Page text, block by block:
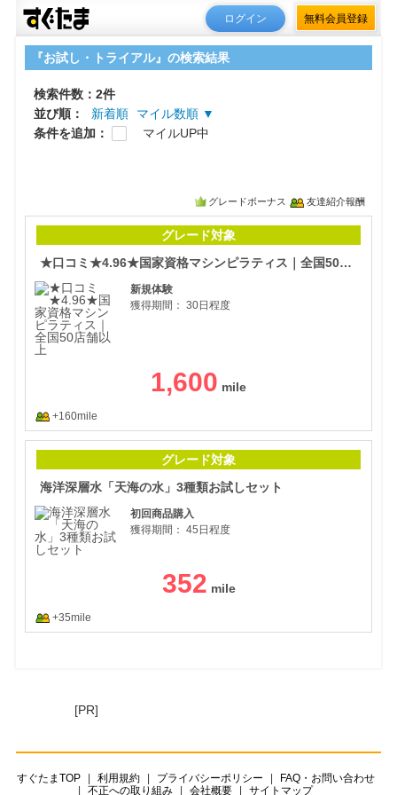
ログイン 無料会員登録
『お試し・トライアル』の検索結果
検索件数：2件
並び順：
新着順
マイル数順 ▼
条件を追加：
マイルUP中
グレードボーナス 友達紹介報酬
グレード対象
★口コミ★4.96★国家資格マシンピラティス｜全国50店舗以上
新規体験
獲得期間： 30日程度
1,600
+160mile
グレード対象
海洋深層水「天海の水」3種類お試しセット
初回商品購入
獲得期間： 45日程度
352
+35mile
[PR]
すぐたまTOP 利用規約 プライバシーポリシー
FAQ・お問い合わせ
不正への取り組み
会社概要 サイトマップ